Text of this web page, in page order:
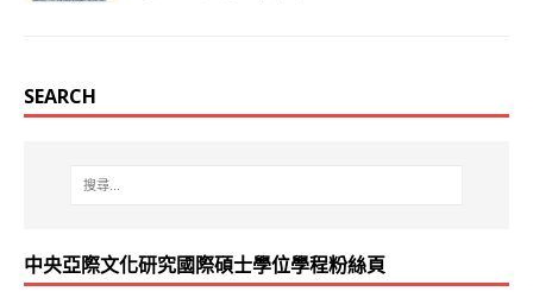
SEARCH
中央亞際文化研究國際碩士學位學程粉絲頁